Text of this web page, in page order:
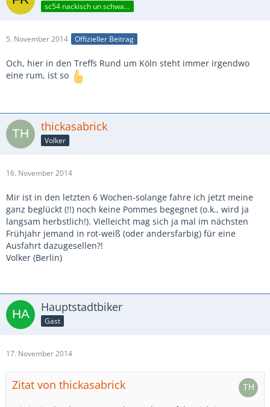
sc54 nackisch un schwazz
5. November 2014 Offizieller Beitrag
Och, hier in den Treffs Rund um Köln steht immer irgendwo
eine rum, ist so
thickasabrick
Volker
16. November 2014
Mir ist in den letzten 6 Wochen-solange fahre ich jetzt meine
ganz beglückt (!!) noch keine Pommes begegnet (o.k., wird ja
langsam herbstlich!). Vielleicht mag sich ja mal im nächsten
Frühjahr jemand in rot-weiß (oder andersfarbig) für eine
Ausfahrt dazugesellen?!
Volker (Berlin)
Hauptstadtbiker
Gast
17. November 2014
Zitat von thickasabrick